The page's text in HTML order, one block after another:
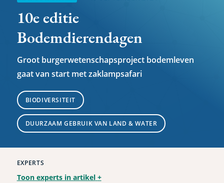
10e editie
Bodemdierendagen
Groot burgerwetenschapsproject bodemleven
gaat van start met zaklampsafari
BIODIVERSITEIT
DUURZAAM GEBRUIK VAN LAND & WATER
EXPERTS
Toon experts in artikel +